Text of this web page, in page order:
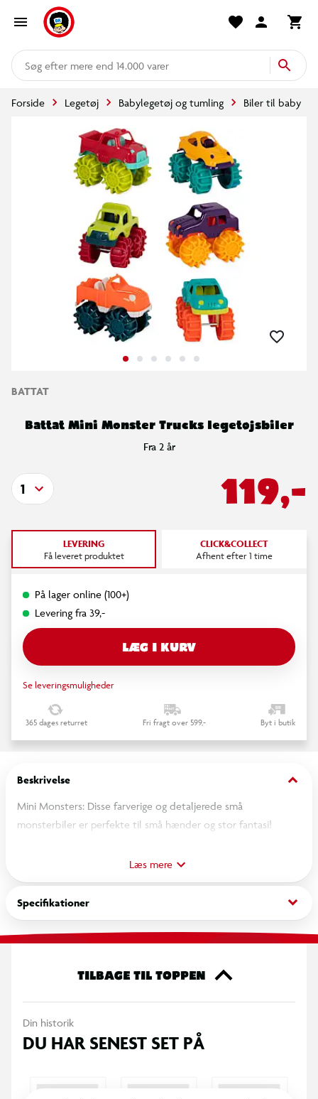
mere end 14.000 varer
Forside Legetøj Babylegetøj og tumling Biler til baby
BATTAT
Battat Mini Monster Trucks legetøjsbiler
Fra 2 år
119,-
1
LEVERING
Få leveret produktet
CLICK&COLLECT
Afhent efter 1 time
På lager online (100+)
Levering fra 39,-
LÆG I KURV
Se leveringsmuligheder
365 dages returret Fri fragt over 599,- Byt i butik
Beskrivelse keyboard_arrow_down
Mini Monsters: Disse farverige og detaljerede små
monsterbiler er perfekte til små hænder og stor fantasi!
strukturerede hjul gør, at disse små biler er klar til alle terræn!
Nem opbevaring: Inkluderer en genanvendelig taske til nem
opbevaring og transport.
Udviklingsmæssige fordele: Forbedrer finmotorikken og hånd-
øje-koordinationen.
Læs mere
Specifikationer keyboard_arrow_down
TILBAGE TIL TOPPEN
Din historik
DU HAR SENEST SET PÅ